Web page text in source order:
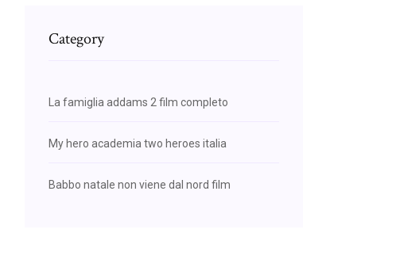
Category
La famiglia addams 2 film completo
My hero academia two heroes italia
Babbo natale non viene dal nord film